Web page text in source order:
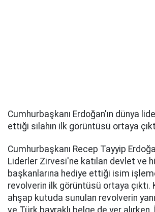
Cumhurbaşkanı Erdoğan'ın dünya
ettiği silahın ilk görüntüsü ortaya
Cumhurbaşkanı Recep Tayyip
Liderler Zirvesi'ne katılan devlet ve
başkanlarına hediye ettiği isim
revolverin ilk görüntüsü ortaya çıktı.
ahşap kutuda sunulan revolverin
ve Türk bayraklı belge de yer